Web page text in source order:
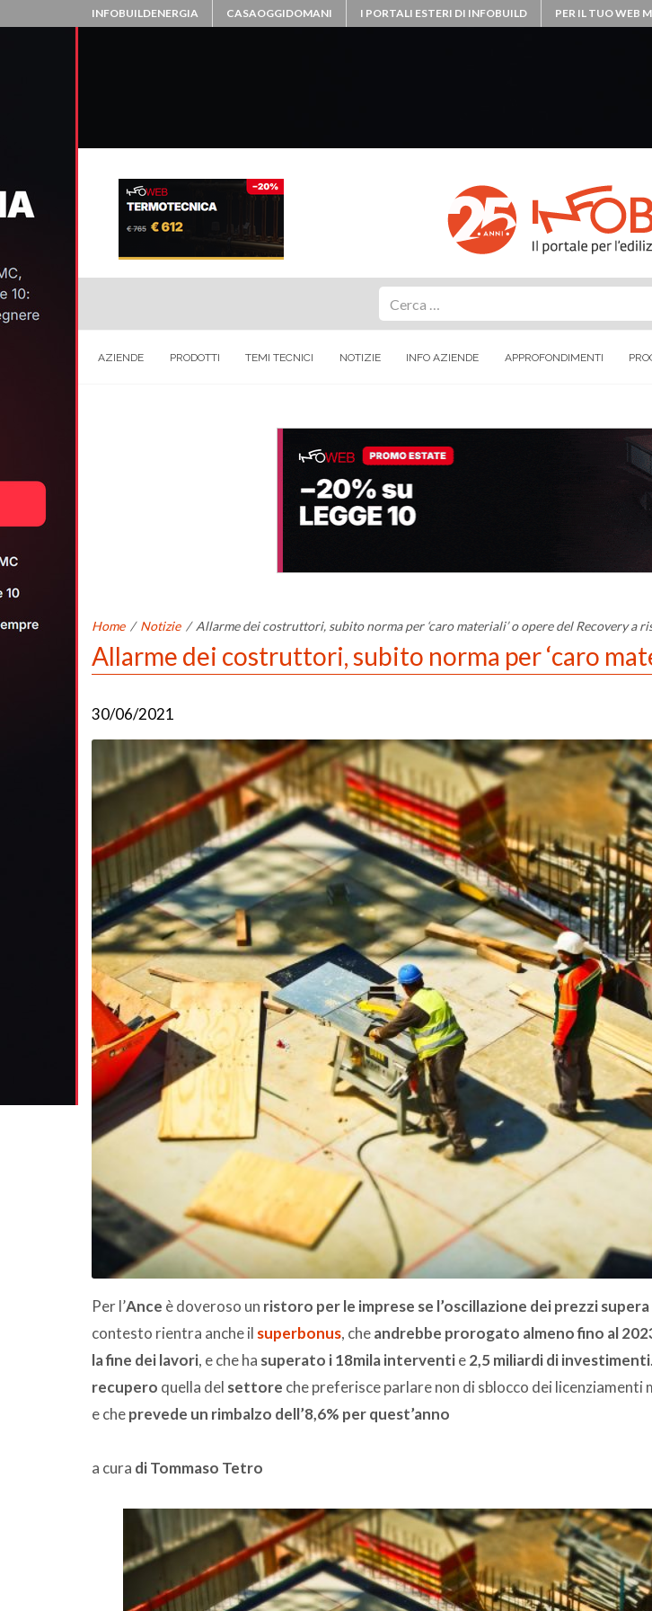
INFOBUILDENERGIA CASAOGGIDOMANI I PORTALI ESTERI DI INFOBUILD PER IL TUO WEB
AZIENDE PRODOTTI TEMI TECNICI NOTIZIE INFO AZIENDE APPROFONDIMENTI
Home / Notizie / Allarme dei costruttori, subito norma per ‘caro materiali’ o opere del Recovery a
Allarme dei costruttori, subito norma per ‘caro
30/06/2021
Per l’Ance è doveroso un ristoro per le imprese se l’oscillazione dei prezzi supera
contesto rientra anche il superbonus, cheandrebbe prorogato almeno fino al
la fine dei lavori, e che ha superato i 18mila interventie2,5 miliardi di investimenti
recupero quella del settore che preferisce parlare non di sblocco dei licenziamenti
e cheprevede un rimbalzo dell’8,6% per quest’anno
a cura di Tommaso Tetro